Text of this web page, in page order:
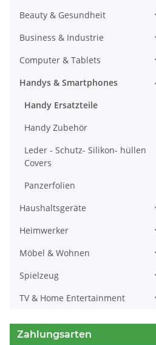
Beauty & Gesundheit
Business & Industrie
Computer & Tablets
Handys & Smartphones
Handy Ersatzteile
Handy Zubehör
Leder - Schutz- Silikon- hüllen
Covers
Panzerfolien
Haushaltsgeräte
Heimwerker
Möbel & Wohnen
Spielzeug
TV & Home Entertainment
Zahlungsarten